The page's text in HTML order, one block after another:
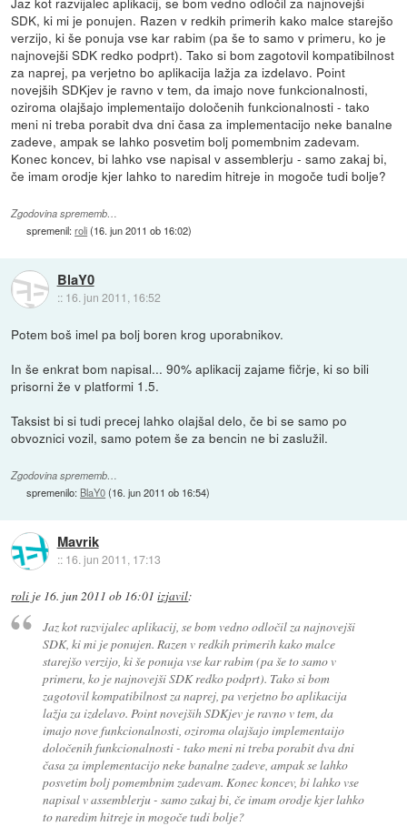
SDK, ki mi je ponujen. Razen v redkih primerih kako malce starejšo
verzijo, ki še ponuja vse kar rabim (pa še to samo v primeru, ko je
najnovejši SDK redko podprt). Tako si bom zagotovil kompatibilnost
za naprej, pa verjetno bo aplikacija lažja za izdelavo. Point
novejših SDKjev je ravno v tem, da imajo nove funkcionalnosti,
oziroma olajšajo implementaijo določenih funkcionalnosti - tako
meni ni treba porabit dva dni časa za implementacijo neke banalne
zadeve, ampak se lahko posvetim bolj pomembnim zadevam.
Konec koncev, bi lahko vse napisal v assemblerju - samo zakaj bi,
če imam orodje kjer lahko to naredim hitreje in mogoče tudi bolje?
Zgodovina sprememb…
spremenil:roli(16. jun 2011 ob 16:02)
BlaY0
:: 16. jun 2011, 16:52
Potem boš imel pa bolj boren krog uporabnikov.
In še enkrat bom napisal... 90% aplikacij zajame fičrje, ki so bili
prisorni že v platformi 1.5.
Taksist bi si tudi precej lahko olajšal delo, če bi se samo po
obvoznici vozil, samo potem še za bencin ne bi zaslužil.
Zgodovina sprememb…
spremenilo: BlaY0(16. jun 2011 ob 16:54)
Mavrik
:: 16. jun 2011, 17:13
roli je 16. jun 2011 ob 16:01 izjavil:
Jaz kot razvijalec aplikacij, se bom vedno odločil za najnovejši
SDK, ki mi je ponujen. Razen v redkih primerih kako malce
starejšo verzijo, ki še ponuja vse kar rabim (pa še to samo v
primeru, ko je najnovejši SDK redko podprt). Tako si bom
zagotovil kompatibilnost za naprej, pa verjetno bo aplikacija
lažja za izdelavo. Point novejših SDKjev je ravno v tem, da
imajo nove funkcionalnosti, oziroma olajšajo implementaijo
določenih funkcionalnosti - tako meni ni treba porabit dva dni
časa za implementacijo neke banalne zadeve, ampak se lahko
posvetim bolj pomembnim zadevam. Konec koncev, bi lahko vse
napisal v assemblerju - samo zakaj bi, če imam orodje kjer lahko
to naredim hitreje in mogoče tudi bolje?